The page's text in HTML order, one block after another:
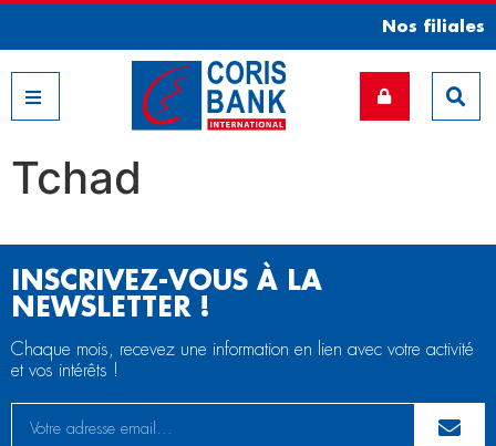
Nos filiales
Tchad
INSCRIVEZ-VOUS À LA
NEWSLETTER !
Chaque mois, recevez une information en lien avec votre activité
et vos intérêts !